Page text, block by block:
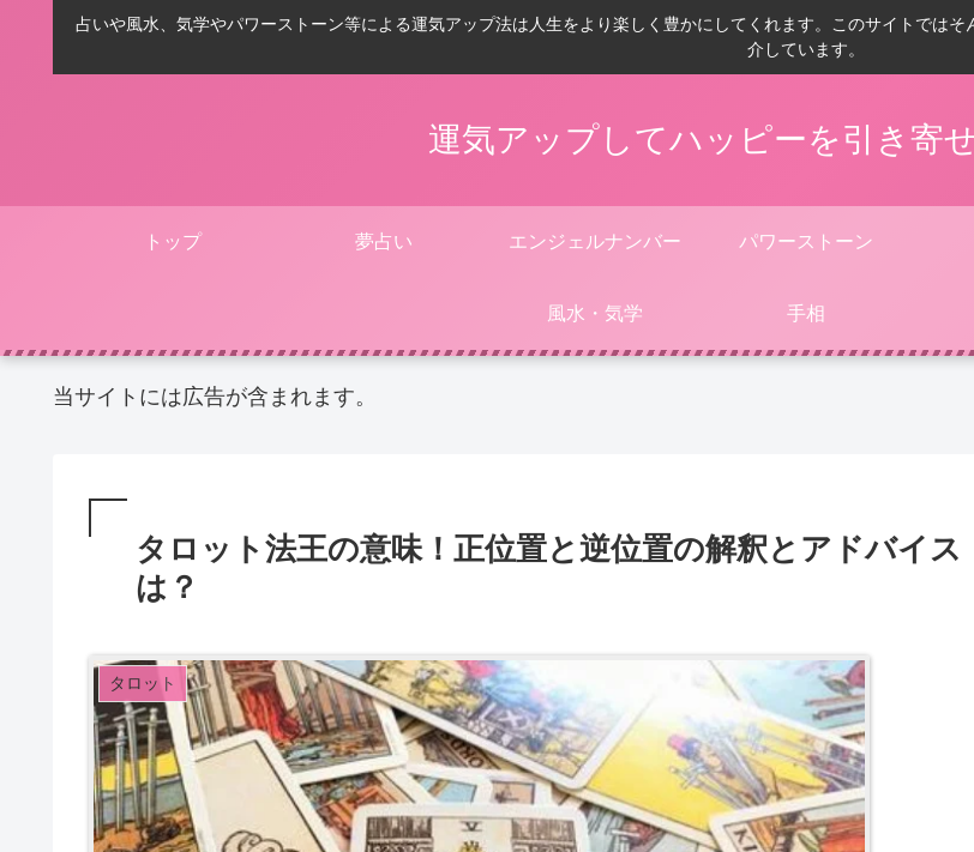
占いや風水、気学やパワーストーン等による運気アップ法は人生をより楽しく豊かにしてくれます。このサイトでは
介しています。
運気アップしてハッピーを引き寄
トップ 夢占い エンジェルナンバー パワーストーン
風水・気学 手相
当サイトには広告が含まれます。
タロット法王の意味！正位置と逆位置の解釈とアドバイス
は？
タロット